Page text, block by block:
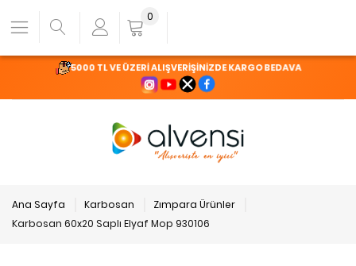
5000 TL VE ÜZERİ ALIŞVERİŞİNİZDE KARGO BEDAVA
0
Ana Sayfa Karbosan
Zımpara Ürünler
Karbosan 60x20 Saplı Elyaf Mop 930106